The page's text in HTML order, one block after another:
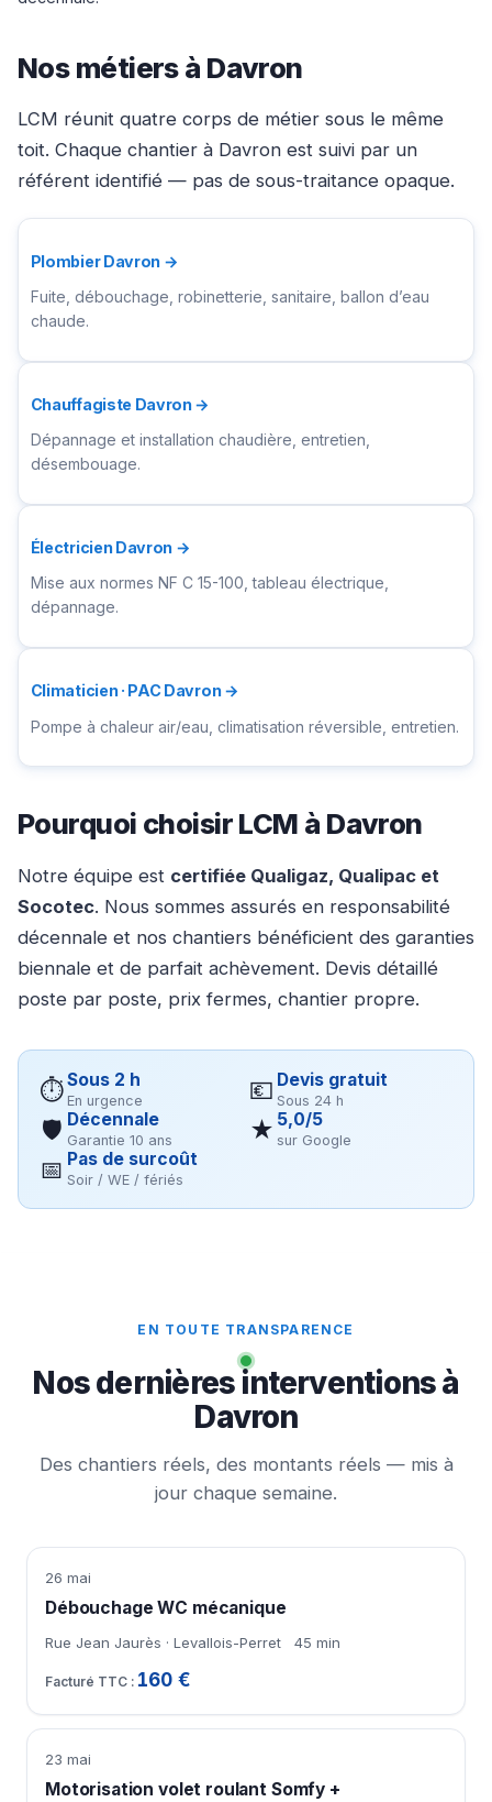
Nos métiers à Davron
LCM réunit quatre corps de métier sous le même
toit. Chaque chantier à Davron est suivi par un
référent identifié — pas de sous-traitance opaque.
Plombier Davron →
Fuite, débouchage, robinetterie, sanitaire, ballon d’eau
chaude.
Chauffagiste Davron →
Dépannage et installation chaudière, entretien,
désembouage.
Électricien Davron →
Mise aux normes NF C 15-100, tableau électrique,
dépannage.
Climaticien · PAC Davron →
Pompe à chaleur air/eau, climatisation réversible, entretien.
Pourquoi choisir LCM à Davron
Notre équipe est certifiée Qualigaz, Qualipac et
Socotec. Nous sommes assurés en responsabilité
décennale et nos chantiers bénéficient des garanties
biennale et de parfait achèvement. Devis détaillé
poste par poste, prix fermes, chantier propre.
⏱Sous 2 h
En urgence 💶 Devis gratuit
Sous 24 h
🛡 Décennale
Garantie 10 ans ★ 5,0/5
sur Google
📅 Pas de surcoût
Soir / WE / fériés
EN TOUTE TRANSPARENCE
Nos dernières interventions à
Davron
Des chantiers réels, des montants réels — mis à
jour chaque semaine.
26 mai
Débouchage WC mécanique
Rue Jean Jaurès · Levallois-Perret 45 min
160 €
23 mai
Motorisation volet roulant Somfy +